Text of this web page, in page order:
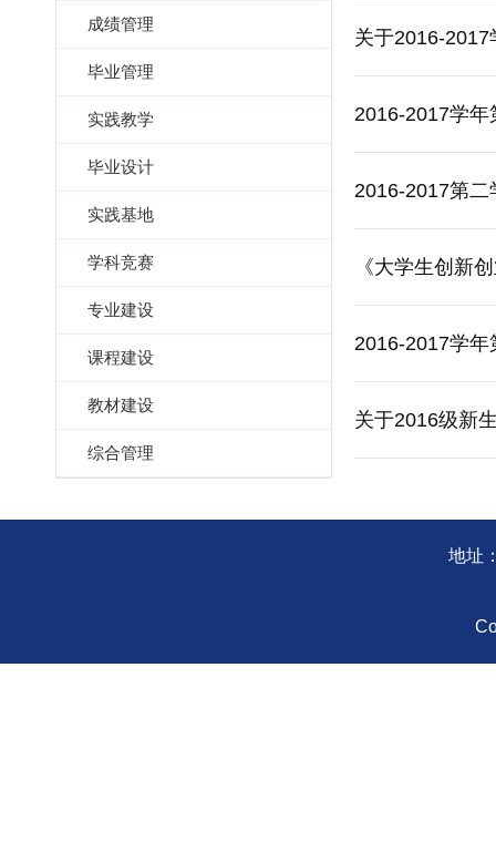
成绩管理
毕业管理
实践教学
毕业设计
实践基地
学科竞赛
专业建设
课程建设
教材建设
综合管理
关于2016-
2016-2017学
2016-2017第
《大学生创新
2016-2017学
关于2016级新
地址